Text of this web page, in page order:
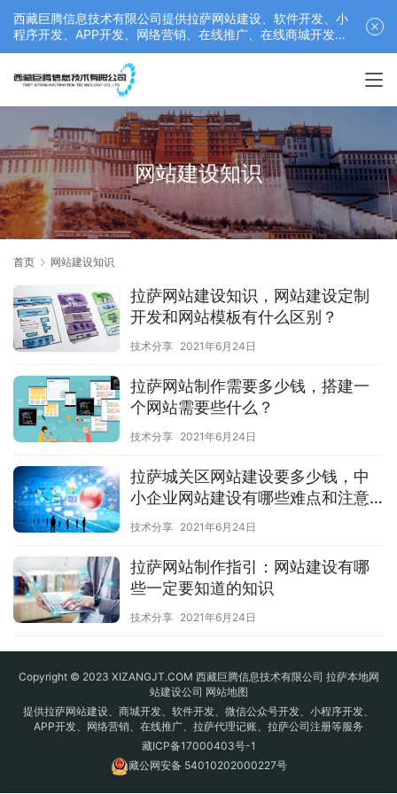
西藏巨腾信息技术有限公司提供拉萨网站建设、软件开发、小
程序开发、APP开发、网络营销、在线推广、在线商城开发等
服务，联系电话： 17689511878
网站建设知识
首页 网站建设知识
拉萨网站建设知识，网站建设定制
开发和网站模板有什么区别？
技术分享 2021年6月24日
拉萨网站制作需要多少钱，搭建一
个网站需要些什么？
技术分享 2021年6月24日
拉萨城关区网站建设要多少钱，中
小企业网站建设有哪些难点和注意
的事项？
技术分享 2021年6月24日
拉萨网站制作指引：网站建设有哪
些一定要知道的知识
技术分享 2021年6月24日
Copyright © 2023 XIZANGJT.COM 西藏巨腾信息技术有限公司 拉萨本地网
站建设公司 网站地图
提供拉萨网站建设、商城开发、软件开发、微信公众号开发、小程序开发、
APP开发、网络营销、在线推广、拉萨代理记账、拉萨公司注册等服务
藏ICP备17000403号-1
藏公网安备 54010202000227号